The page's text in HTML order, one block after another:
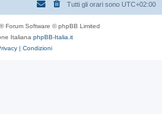
Tutti gli orari sono UTC+02:00
® Forum Software © phpBB Limited
Italiana phpBB-Italia.it
| Condizioni